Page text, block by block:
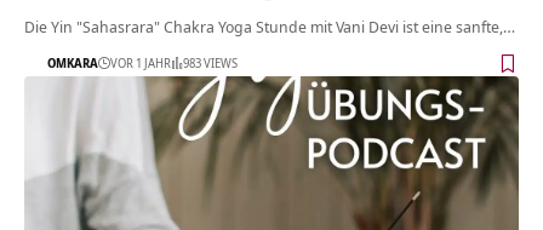
Die Yin "Sahasrara" Chakra Yoga Stunde mit Vani Devi ist eine sanfte,…
OMKARA VOR 1 JAHR 983 VIEWS